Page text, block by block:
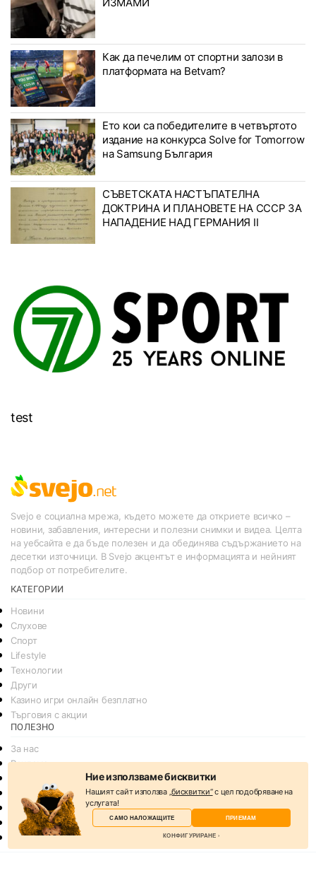
Как да печелим от спортни залози в
платформата на Betvam?
Ето кои са победителите в четвъртото
издание на конкурса Solve for Tomorrow
на Samsung България
СЪВЕТСКАТА НАСТЪПАТЕЛНА
ДОКТРИНА И ПЛАНОВЕТЕ НА СССР ЗА
НАПАДЕНИЕ НАД ГЕРМАНИЯ II
test
Svejo е социална мрежа, където можете да откриете всичко –
новини, забавления, интересни и полезни снимки и видеа. Целта
на уебсайта е да бъде полезен и да обединява съдържанието на
десетки източници. В Svejo акцентът е информацията и нейният
подбор от потребителите.
КАТЕГОРИИ
Новини
Слухове
Спорт
Lifestyle
Технологии
Други
Казино игри онлайн безплатно
Търговия с акции
ПОЛЕЗНО
За нас
Реклама
Условия за споделяне
Политика за поверителснот
Политика на Бисквитките
Контакти
Ние използваме бисквитки
Нашият сайт използва „бисквитки“с цел подобряване на
услугата!
САМО НАЛОЖАЩИТЕ ПРИЕМАМ
КОНФИГУРИРАНЕ